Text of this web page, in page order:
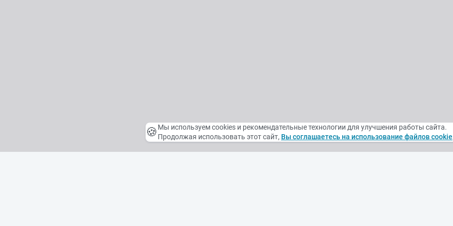
🍪 Мы используем cookies и рекомендательные технологии для улучшения работы сайта.
Продолжая использовать этот сайт, Вы соглашаетесь на использование файлов cookie